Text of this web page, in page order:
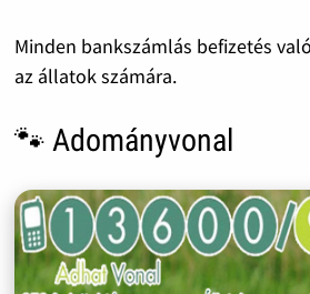
Minden bankszámlás befizetés
az állatok számára.
🐾 Adományvonal